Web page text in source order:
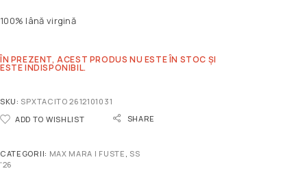
100% lână virgină
ÎN PREZENT, ACEST PRODUS NU ESTE ÎN STOC ȘI
ESTE INDISPONIBIL.
SKU: SPXTACITO 2612101031
ADD TO WISHLIST
SHARE
CATEGORII: MAX MARA | FUSTE , SS
'26